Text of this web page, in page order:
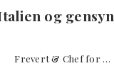
og gensyn
Frevert & Chef for …